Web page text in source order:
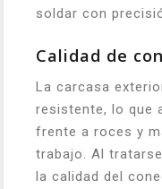
soldar con
Calidad de
La carcasa
resistente, lo que
frente a roces y
trabajo. Al
la calidad del